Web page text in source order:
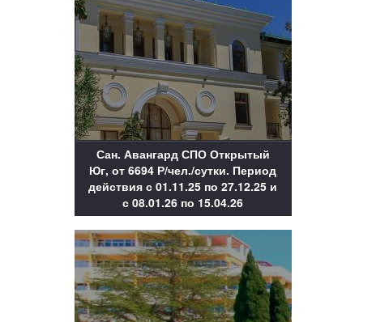
Сан. Авангард СПО Открытый
Юг, от 6694 Р/чел./сутки. Период
действия с 01.11.25 по 27.12.25 и
с 08.01.26 по 15.04.26